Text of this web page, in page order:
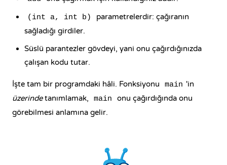
(int a, int b)
parametrelerdir: çağıranın
sağladığı girdiler.
Süslü parantezler gövdeyi, yani onu çağırdığınızda
çalışan kodu tutar.
İşte tam bir programdaki hâli. Fonksiyonu main 'in
üzerindetanımlamak, main
onu çağırdığında onu
görebilmesi anlamına gelir.